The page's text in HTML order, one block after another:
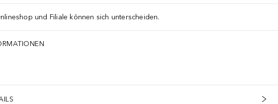
und Filiale können sich unterscheiden.